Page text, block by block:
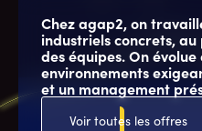
Chez agap2, on
industriels concrets,
des équipes. On évolue
environnements
et un management
Voir toutes les offres